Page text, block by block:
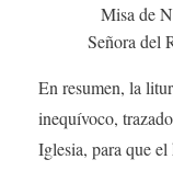
Misa de
Señora del
En resumen, la
inequívoco,
Iglesia, para que